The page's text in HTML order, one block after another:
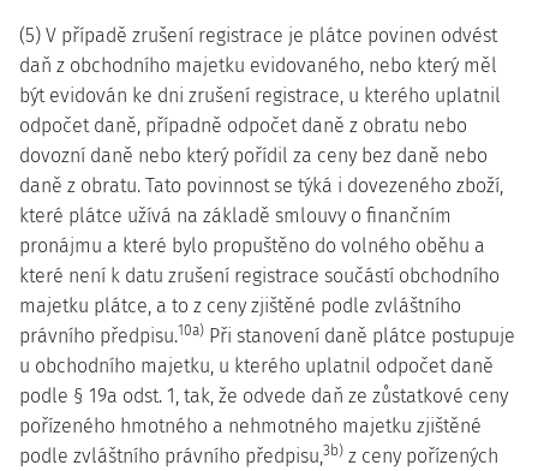
(5) V případě zrušení registrace je plátce povinen odvést
daň z obchodního majetku evidovaného, nebo který měl
být evidován ke dni zrušení registrace, u kterého uplatnil
odpočet daně, případně odpočet daně z obratu nebo
dovozní daně nebo který pořídil za ceny bez daně nebo
daně z obratu. Tato povinnost se týká i dovezeného zboží,
které plátce užívá na základě smlouvy o finančním
pronájmu a které bylo propuštěno do volného oběhu a
které není k datu zrušení registrace součástí obchodního
majetku plátce, a to z ceny zjištěné podle zvláštního
právního předpisu.10a) Při stanovení daně plátce postupuje
u obchodního majetku, u kterého uplatnil odpočet daně
podle § 19a odst. 1, tak, že odvede daň ze zůstatkové ceny
pořízeného hmotného a nehmotného majetku zjištěné
podle zvláštního právního předpisu,3b) z ceny pořízených